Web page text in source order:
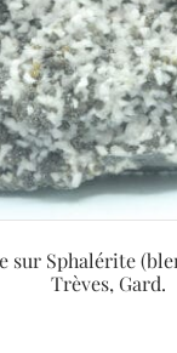
sur Sphalérite
Trèves, Gard.